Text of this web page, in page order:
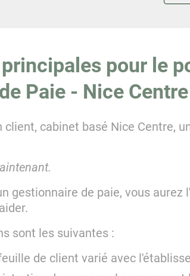
pour le
Paie - Nice
cabinet basé Nice Centre,
gestionnaire de paie, vous
sont les suivantes :
de client varié avec